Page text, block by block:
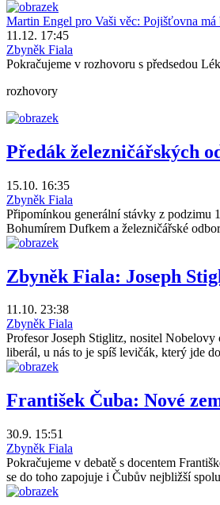
Martin Engel pro Vaši věc: Pojišťovna
11.12. 17:45
Zbyněk Fiala
Pokračujeme v rozhovoru s předsedou
rozhovory
Předák železničářských
15.10. 16:35
Zbyněk Fiala
Připomínkou generální stávky z podzimu
Bohumírem Dufkem a železničářské
Zbyněk Fiala: Joseph
11.10. 23:38
Zbyněk Fiala
Profesor Joseph Stiglitz, nositel
liberál, u nás to je spíš levičák, který jde
František Čuba: Nové
30.9. 15:51
Zbyněk Fiala
Pokračujeme v debatě s docentem
se do toho zapojuje i Čubův nejbližší